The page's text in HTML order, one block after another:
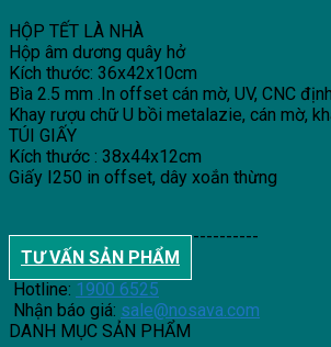
HỘP TẾT LÀ NHÀ
Hộp âm dương quây hở
Kích thước: 36x42x10cm
Bìa 2.5 mm .In offset cán mờ, UV, CNC
Khay rượu chữ U bồi metalazie, cán mờ,
TÚI GIẤY
Kích thước : 38x44x12cm
Giấy I250 in offset, dây xoắn thừng
--------------------------------------
TƯ VẤN SẢN PHẨM
Hotline: 1900 6525
Nhận báo giá: sale@nosava.com
DANH MỤC SẢN PHẨM